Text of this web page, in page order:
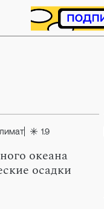
1.9
океана
осадки